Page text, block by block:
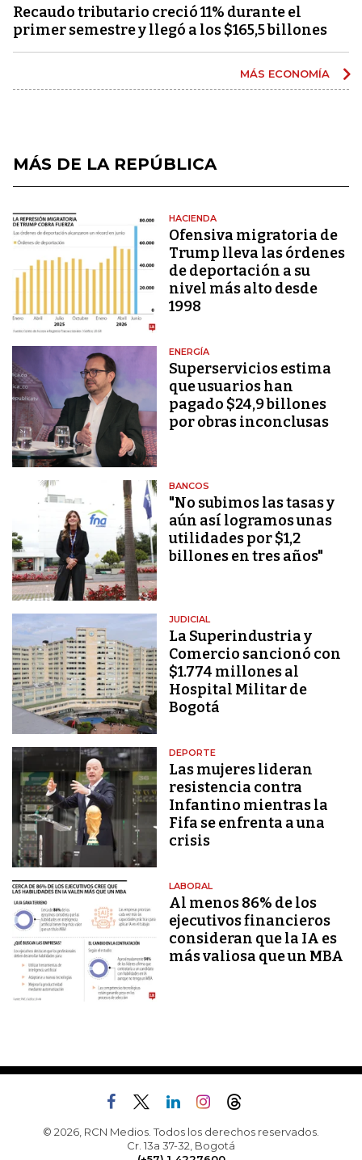
Recaudo tributario creció 11% durante el
primer semestre y llegó a los $165,5 billones
MÁS ECONOMÍA
MÁS DE LA REPÚBLICA
HACIENDA
Ofensiva migratoria de
Trump lleva las órdenes
de deportación a su
nivel más alto desde
1998
ENERGÍA
Superservicios estima
que usuarios han
pagado $24,9 billones
por obras inconclusas
BANCOS
"No subimos las tasas y
aún así logramos unas
utilidades por $1,2
billones en tres años"
JUDICIAL
La Superindustria y
Comercio sancionó con
$1.774 millones al
Hospital Militar de
Bogotá
DEPORTE
Las mujeres lideran
resistencia contra
Infantino mientras la
Fifa se enfrenta a una
crisis
LABORAL
Al menos 86% de los
ejecutivos financieros
consideran que la IA es
más valiosa que un MBA
© 2026, RCN Medios. Todos los derechos reservados.
Cr. 13a 37-32, Bogotá